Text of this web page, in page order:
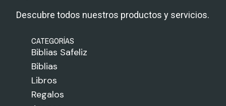
Descubre todos nuestros productos y servicios.
CATEGORÍAS
Biblias Safeliz
Biblias
Libros
Regalos